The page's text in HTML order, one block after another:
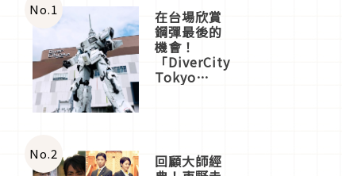
No.1 在台場欣賞
鋼彈最後的
機會！
「DiverCity
Tokyo
體驗
No.2 回顧大師經